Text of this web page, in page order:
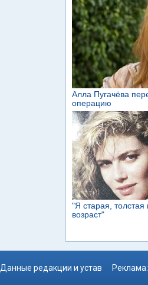
Данные редакции и устав Реклама: